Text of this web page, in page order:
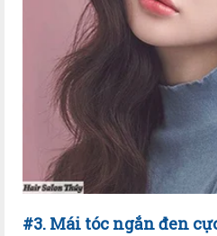
#3. Mái tóc ngắn đen